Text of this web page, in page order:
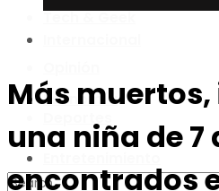
Tech & Geek
Economía
Más
una niña de 7
encontrados